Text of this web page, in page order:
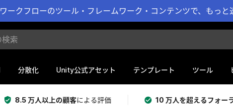
ークフローのツール・フレームワーク・コンテンツで、もっ
分散化 Unity公式アセット テンプレート ツール
8.5 万人以上の顧客による評価 10 万人を超えるフォー